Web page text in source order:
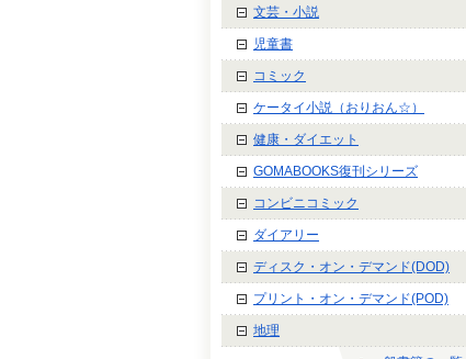
文芸・小説
児童書
コミック
ケータイ小説（おりおん☆）
健康・ダイエット
GOMABOOKS復刊シリーズ
コンビニコミック
ダイアリー
ディスク・オン・デマンド(DOD)
プリント・オン・デマンド(POD)
地理